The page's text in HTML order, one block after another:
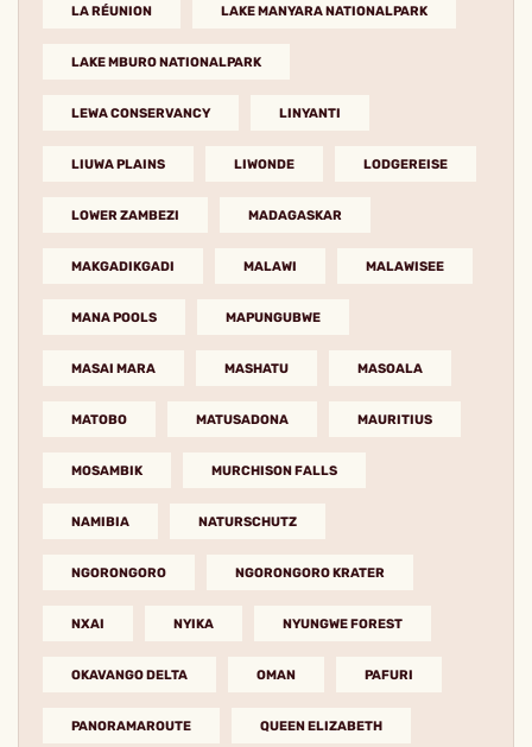
LA RÉUNION LAKE MANYARA NATIONALPARK
LAKE MBURO NATIONALPARK
LEWA CONSERVANCY LINYANTI
LIUWA PLAINS LIWONDE LODGEREISE
LOWER ZAMBEZI MADAGASKAR
MAKGADIKGADI MALAWI MALAWISEE
MANA POOLS MAPUNGUBWE
MASAI MARA MASHATU MASOALA
MATOBO MATUSADONA MAURITIUS
MOSAMBIK MURCHISON FALLS
NAMIBIA NATURSCHUTZ
NGORONGORO NGORONGORO KRATER
NXAI NYIKA NYUNGWE FOREST
OKAVANGO DELTA OMAN PAFURI
PANORAMAROUTE QUEEN ELIZABETH